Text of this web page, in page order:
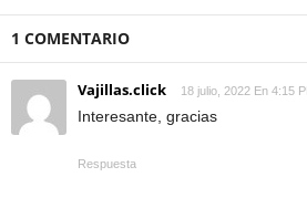
1 COMENTARIO
Vajillas.click 18 julio, 2022 En 4:15
Interesante, gracias
Respuesta